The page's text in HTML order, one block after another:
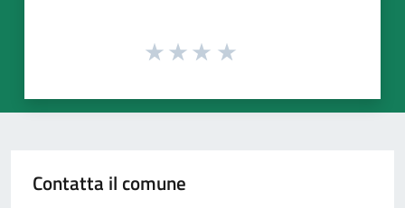
Contatta il comune